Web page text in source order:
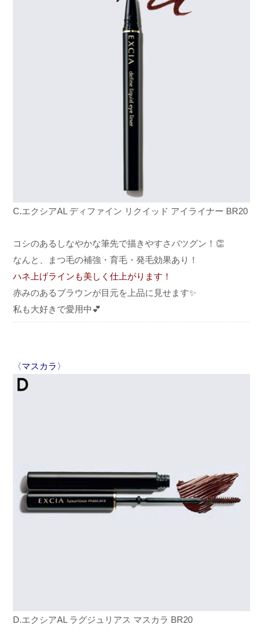
C.エクシアAL ディファイン リクイッド アイライナー BR20
コシのあるしなやかな筆先で描きやすさバツグン！👏
なんと、まつ毛の補強・育毛・発毛効果あり！
ハネ上げラインも美しく仕上がります！
赤みのあるブラウンが目元を上品に見せます✨
私も大好きで愛用中💕
〈マスカラ〉
D.エクシアAL ラグジュリアス マスカラ BR20